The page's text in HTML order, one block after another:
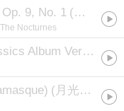
9, No. 1 (肖邦：
Nocturnes
Moon River (Silver Screen Classics Album Version)
( 月光 -- 贝加摩组曲